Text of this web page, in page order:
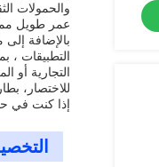
والحمولات
عمر طويل مما
التطبيقات ،
التجارية أو
إذا كنت في